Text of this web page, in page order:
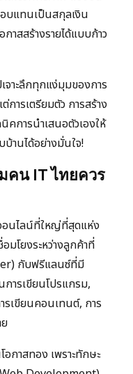
บแทนเป็นสกุลเงิน
าสสร้างรายได้แบบก้าว
าะลึกทุกแง่มุมของการ
ารเตรียมตัว การสร้าง
คการนำเสนอตัวเองให้
านได้อย่างมั่นใจ!
คน IT ไทยควร
นไลน์ที่ใหญ่ที่สุดแห่ง
มโยงระหว่างลูกค้าที่
กับฟรีแลนซ์ที่มี
การเขียนโปรแกรม,
รเขียนคอนเทนต์, การ
กาสทอง เพราะทักษะ